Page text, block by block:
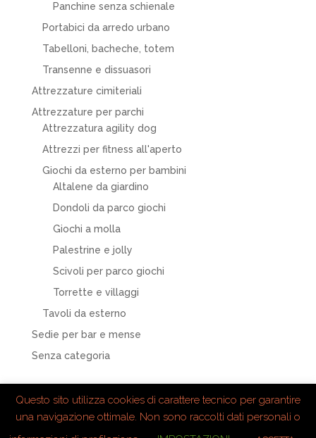
Panchine senza schienale
Portabici da arredo urbano
Tabelloni, bacheche, totem
Transenne e dissuasori
Attrezzature cimiteriali
Attrezzature per parchi
Attrezzatura agility dog
Attrezzi per fitness all'aperto
Giochi da esterno per bambini
Altalene da giardino
Dondoli da parco giochi
Giochi a molla
Palestrine e jolly
Scivoli per parco giochi
Torrette e villaggi
Tavoli da esterno
Sedie per bar e mense
Senza categoria
Questo sito utilizza cookies di carattere tecnico per garantire
una navigazione ottimale. Non sono raccolti dati personali o